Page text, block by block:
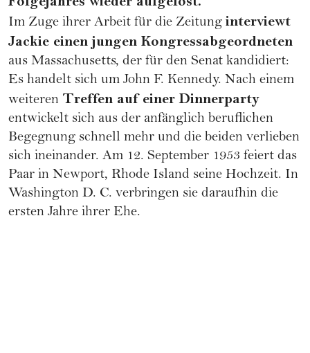
Im Zuge ihrer Arbeit für die Zeitung interviewt
Jackie einen jungen Kongressabgeordneten
aus Massachusetts, der für den Senat kandidiert:
Es handelt sich um John F. Kennedy. Nach einem
weiteren Treffen auf einer Dinnerparty
entwickelt sich aus der anfänglich beruflichen
Begegnung schnell mehr und die beiden verlieben
sich ineinander. Am 12. September 1953 feiert das
Paar in Newport, Rhode Island seine Hochzeit. In
Washington D. C. verbringen sie daraufhin die
ersten Jahre ihrer Ehe.